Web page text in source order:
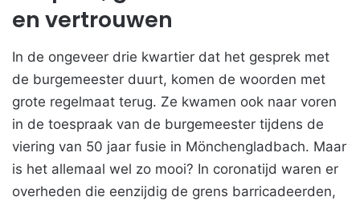
en vertrouwen
In de ongeveer drie kwartier dat het gesprek met
de burgemeester duurt, komen de woorden met
grote regelmaat terug. Ze kwamen ook naar voren
in de toespraak van de burgemeester tijdens de
viering van 50 jaar fusie in Mönchengladbach. Maar
is het allemaal wel zo mooi? In coronatijd waren er
overheden die eenzijdig de grens barricadeerden,